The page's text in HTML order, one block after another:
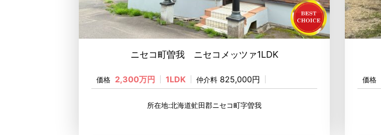
ニセコ町曽我 ニセコメッツァ1LDK
価格 2,300万円 1LDK 仲介料 825,000円
所在地:北海道虻田郡ニセコ町字曽我
価格